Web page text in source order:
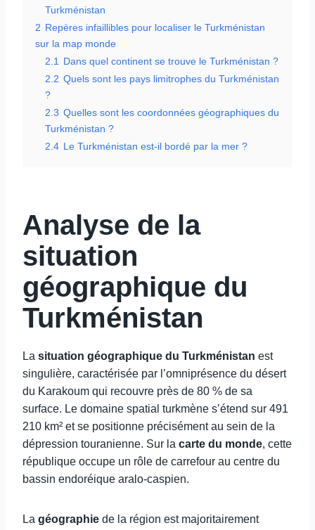
Turkménistan
2 Repères infaillibles pour localiser le Turkménistan
sur la map monde
2.1
Dans quel continent se trouve le Turkménistan ?
2.2 Quels sont les pays limitrophes du Turkménistan
?
2.3 Quelles sont les coordonnées géographiques du
Turkménistan ?
2.4 Le Turkménistan est-il bordé par la mer ?
Analyse de la
situation
géographique du
Turkménistan
La situation géographique du Turkménistan est
singulière, caractérisée par l’omniprésence du désert
du Karakoum qui recouvre près de 80 % de sa
surface. Le domaine spatial turkmène s’étend sur 491
210 km² et se positionne précisément au sein de la
dépression touranienne. Sur la carte du monde, cette
république occupe un rôle de carrefour au centre du
bassin endoréique aralo-caspien.
La géographie de la région est majoritairement